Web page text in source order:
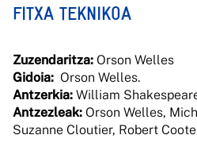
FITXA TEKNIKOA
Zuzendaritza: Orson Welles
Gidoia: Orson Welles.
Antzerkia: William
Antzezleak: Orson Welles,
Suzanne Cloutier, Robert Coote